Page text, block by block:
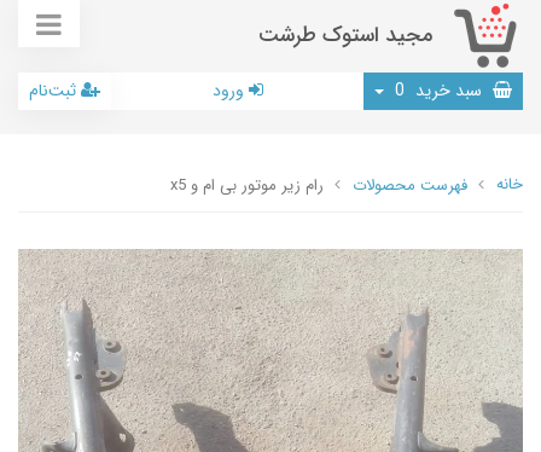
مجید استوک طرشت
سبد خرید 0 ورود ثبت‌نام
خانه فهرست محصولات رام زیر موتور بی ام و x5